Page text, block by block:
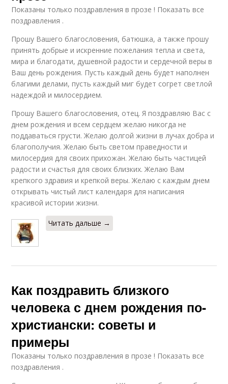
Показаны только поздравления в прозе ! Показать все
поздравления .
Прошу Вашего благословения, батюшка, а также прошу
принять добрые и искренние пожелания тепла и света,
мира и благодати, душевной радости и сердечной веры в
Ваш день рождения. Пусть каждый день будет наполнен
благими делами, пусть каждый миг будет согрет светлой
надеждой и милосердием.
Прошу Вашего благословения, отец. Я поздравляю Вас с
днем рождения и всем сердцем желаю никогда не
поддаваться грусти. Желаю долгой жизни в лучах добра и
благополучия. Желаю быть светом праведности и
милосердия для своих прихожан. Желаю быть частицей
радости и счастья для своих близких. Желаю Вам
крепкого здравия и крепкой веры. Желаю с каждым днем
открывать чистый лист календаря для написания
красивой истории жизни.
Читать дальше →
Как поздравить близкого
человека с днем рождения по-
христиански: советы и
примеры
Показаны только поздравления в прозе ! Показать все
поздравления .